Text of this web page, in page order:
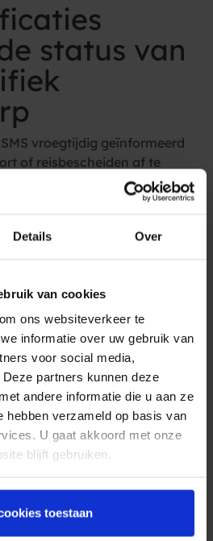
Details Over
van cookies
ons websiteverkeer te
informatie over uw gebruik van
voor social media,
partners kunnen deze
andere informatie die u aan ze
hebben verzameld op basis van
U gaat akkoord met onze
blijft gebruiken.
toestaan
status van
vroegtijdig geïnformeerd
of reisbescheiden af te
de keuze wanneer
ontstaat er een
werken en door de
dat veel burgers
afhaalbewijs, het verlopen
vergeten mee te nemen
zij per SMS
wordt dit probleem
gemeenten. Burgers
als zeer prettig.